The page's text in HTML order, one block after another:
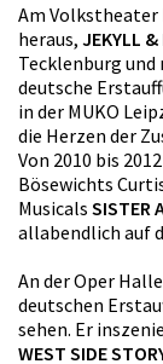
Am Volkstheater
heraus, JEKYLL &
Tecklenburg und
deutsche
in der MUKO
die Herzen der
Von 2010 bis
Bösewichts
Musicals SISTER
allabendlich auf
An der Oper
deutschen
sehen. Er
WEST SIDE